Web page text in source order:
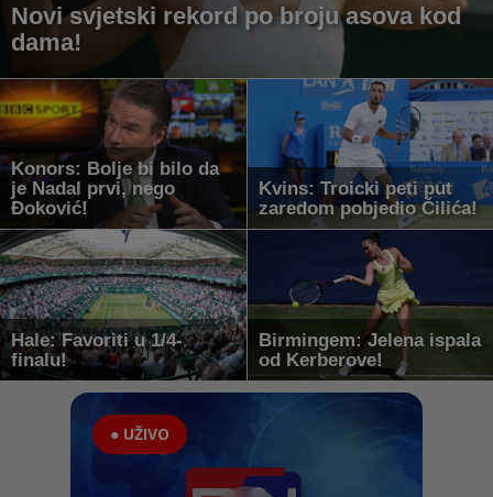
Novi svjetski rekord po broju asova kod
dama!
Konors: Bolje bi bilo da
je Nadal prvi, nego
Đoković!
Kvins: Troicki peti put
zaredom pobjedio Čilića!
Hale: Favoriti u 1/4-
finalu!
Birmingem: Jelena ispala
od Kerberove!
● UŽIVO